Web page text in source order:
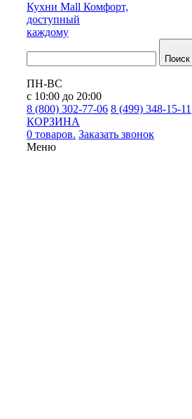
Кухни Mall Комфорт,
доступный
каждому
Поиск
ПН-ВС
с 10:00 до 20:00
8 (800) 302-77-06 8 (499) 348-15-11
КОРЗИНА
0 товаров. Заказать звонок
Меню